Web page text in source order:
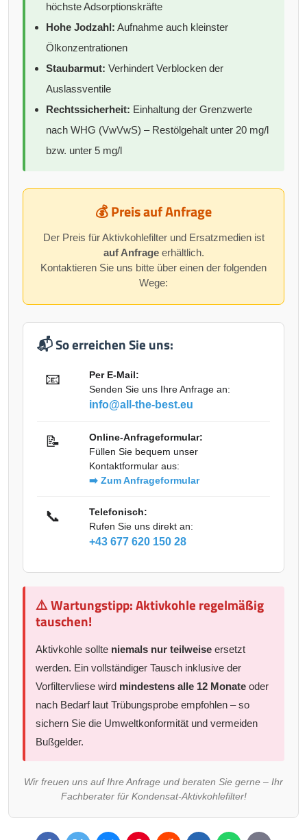
höchste Adsorptionskräfte
Hohe Jodzahl: Aufnahme auch kleinster
Ölkonzentrationen
Staubarmut: Verhindert Verblocken der
Auslassventile
Rechtssicherheit: Einhaltung der Grenzwerte
nach WHG (VwVwS) – Restölgehalt unter 20 mg/l
bzw. unter 5 mg/l
💰 Preis auf Anfrage
Der Preis für Aktivkohlefilter und Ersatzmedien ist
auf Anfrageerhältlich.
Kontaktieren Sie uns bitte über einen der folgenden
Wege:
📬 So erreichen Sie uns:
📧
Per E-Mail:
Senden Sie uns Ihre Anfrage an:
info@all-the-best.eu
📝
Online-Anfrageformular:
Füllen Sie bequem unser
Kontaktformular aus:
➡️ Zum Anfrageformular
📞
Telefonisch:
Rufen Sie uns direkt an:
+43 677 620 150 28
⚠️ Wartungstipp: Aktivkohle regelmäßig
tauschen!
Aktivkohle sollte niemals nur teilweise ersetzt
werden. Ein vollständiger Tausch inklusive der
Vorfiltervliese wird mindestens alle 12 Monate oder
nach Bedarf laut Trübungsprobe empfohlen – so
sichern Sie die Umweltkonformität und vermeiden
Bußgelder.
Wir freuen uns auf Ihre Anfrage und beraten Sie gerne – Ihr
Fachberater für Kondensat-Aktivkohlefilter!